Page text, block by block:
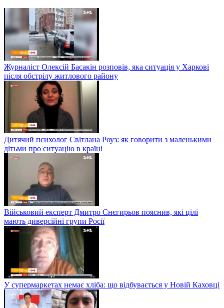
Журналіст Олексій Басакін розповів, яка ситуація у Харкові
після обстрілу житлового району
Дитячий психолог Світлана Роуз: як говорити з маленькими
дітьми про ситуацію в країні
Військовий експерт Дмитро Снєгирьов пояснив, які цілі
мають диверсійні групи Росії
У супермаркетах немає хліба: що відбувається у Новій Каховці